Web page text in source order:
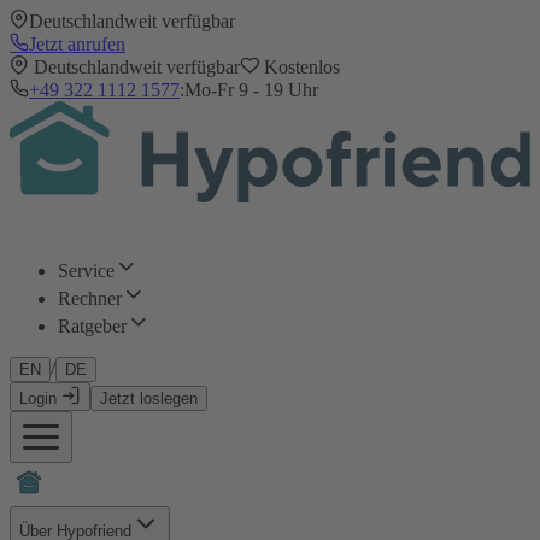
Deutschlandweit verfügbar
Jetzt anrufen
Deutschlandweit verfügbar
Kostenlos
+49 322 1112 1577:Mo-Fr 9 - 19 Uhr
Service
Rechner
Ratgeber
EN /
DE
Login
Jetzt loslegen
Über Hypofriend